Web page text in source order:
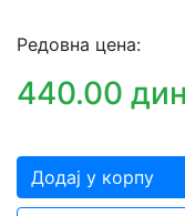
Редовна цена:
440.00
Додај у корпу